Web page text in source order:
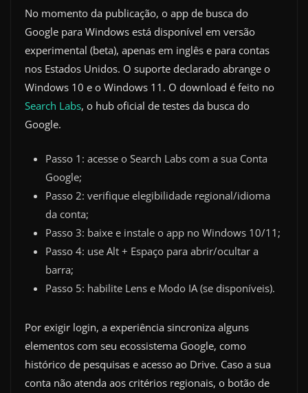
No momento da publicação, o app de busca do
Google para Windows está disponível em versão
experimental (beta), apenas em inglês e para contas
nos Estados Unidos. O suporte declarado abrange o
Windows 10 e o Windows 11. O download é feito no
Search Labs, o hub oficial de testes da busca do
Google.
Passo 1: acesse o Search Labs com a sua Conta
Google;
Passo 2: verifique elegibilidade regional/idioma
da conta;
Passo 3: baixe e instale o app no Windows 10/11;
Passo 4: use Alt + Espaço para abrir/ocultar a
barra;
Passo 5: habilite Lens e Modo IA (se disponíveis).
Por exigir login, a experiência sincroniza alguns
elementos com seu ecossistema Google, como
histórico de pesquisas e acesso ao Drive. Caso a sua
conta não atenda aos critérios regionais, o botão de